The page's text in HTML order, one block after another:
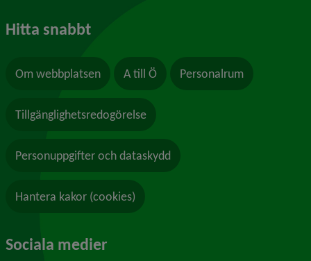
Hitta snabbt
Om webbplatsen A till Ö Personalrum
Tillgänglighetsredogörelse
Personuppgifter och dataskydd
Hantera kakor (cookies)
Sociala medier